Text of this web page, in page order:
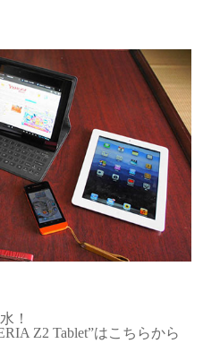
！
Z2 Tablet”はこちらから